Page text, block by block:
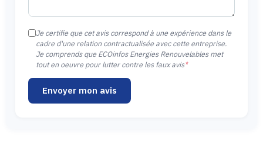
Je certifie que cet avis correspond à une expérience dans le
cadre d'une relation contractualisée avec cette entreprise.
Je comprends que ECOinfos Energies Renouvelables met
tout en oeuvre pour lutter contre les faux avis*
Envoyer mon avis